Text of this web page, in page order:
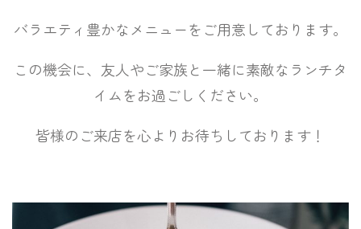
バラエティ豊かなメニューをご用意しております。
この機会に、友人やご家族と一緒に素敵なランチタ
イムをお過ごしください。
皆様のご来店を心よりお待ちしております！